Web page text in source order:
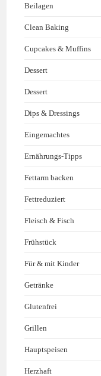
Beilagen
Clean Baking
Cupcakes & Muffins
Dessert
Dessert
Dips & Dressings
Eingemachtes
Ernährungs-Tipps
Fettarm backen
Fettreduziert
Fleisch & Fisch
Frühstück
Für & mit Kinder
Getränke
Glutenfrei
Grillen
Hauptspeisen
Herzhaft